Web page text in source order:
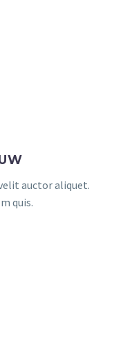
auctor aliquet.
quis.